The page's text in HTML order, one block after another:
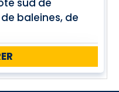
sud de
baleines, de